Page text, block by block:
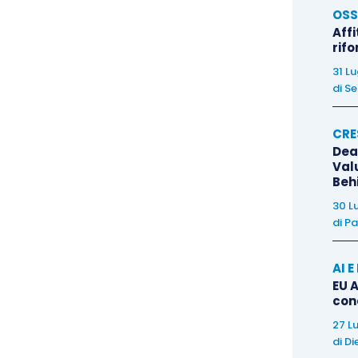
31
di
30
di
AI
EU
27
di